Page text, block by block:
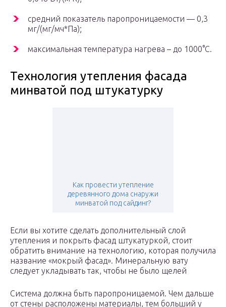
средний показатель паропроницаемости — 0,3
мг/(мг/мч*Па);
максимальная температура нагрева – до 1000°C.
Технология утепления фасада
минватой под штукатурку
Как провести утепление
деревянного дома снаружи
минватой под сайдинг?
Если вы хотите сделать дополнительный слой
утепления и покрыть фасад штукатуркой, стоит
обратить внимание на технологию, которая получила
название «мокрый фасад». Минеральную вату
следует укладывать так, чтобы не было щелей
Система должна быть паропроницаемой. Чем дальше
от стены расположены материалы, тем больший у